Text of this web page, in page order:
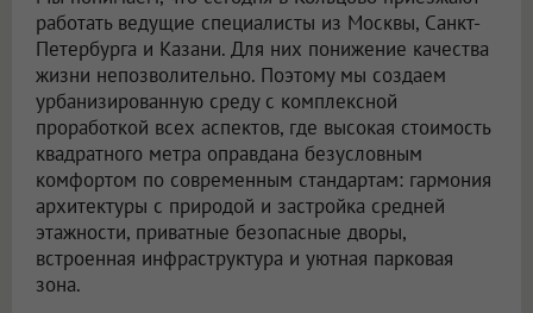
работать ведущие специалисты из Москвы, Санкт-
Петербурга и Казани. Для них понижение качества
жизни непозволительно. Поэтому мы создаем
урбанизированную среду с комплексной
проработкой всех аспектов, где высокая стоимость
квадратного метра оправдана безусловным
комфортом по современным стандартам: гармония
архитектуры с природой и застройка средней
этажности, приватные безопасные дворы,
встроенная инфраструктура и уютная парковая
зона.